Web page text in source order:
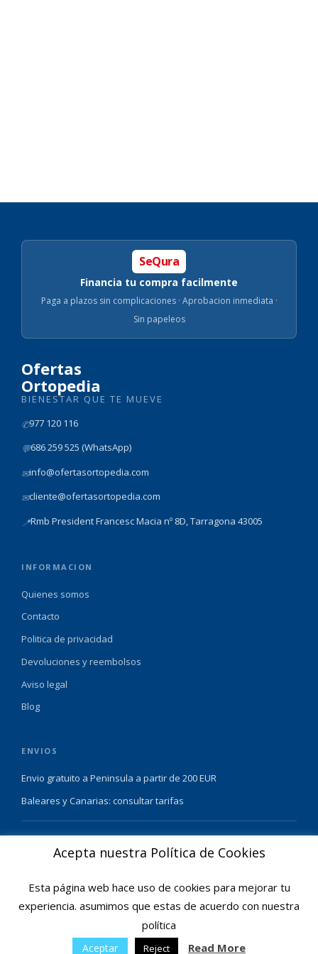
SeQura
Financia tu compra facilmente
Paga a plazos sin complicaciones · Aprobacion inmediata ·
Sin papeleos
Ofertas
Ortopedia
BIENESTAR QUE TE MUEVE
✆977 120 116
💬686 259 525 (WhatsApp)
✉info@ofertasortopedia.com
✉cliente@ofertasortopedia.com
📍Rmb President Francesc Macia nº 8D, Tarragona 43005
INFORMACION
Quienes somos
Contacto
Politica de privacidad
Devoluciones y reembolsos
Aviso legal
Blog
ENVIOS
Envio gratuito a Peninsula a partir de 200 EUR
Baleares y Canarias: consultar tarifas
© 2025 Ofertas Ortopedia · Todos los derechos reservados · Tarragona,
Espana
Acepta nuestra Política de Cookies
Esta página web hace uso de cookies para mejorar tu
experiencia. asumimos que estas de acuerdo con nuestra
política
Aceptar Reject Read More